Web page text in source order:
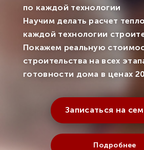
по каждой технологии
Научим делать расчет
каждой технологии
Покажем реальную
строительства на всех
готовности дома в ценах
Записаться на
Подробнее